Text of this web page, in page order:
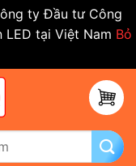
ty Đầu tư Công
LED tại Việt Nam Bỏ